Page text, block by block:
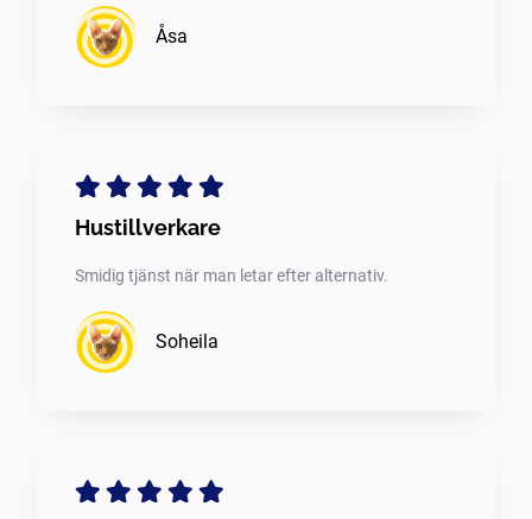
Åsa
Hustillverkare
Smidig tjänst när man letar efter alternativ.
Soheila